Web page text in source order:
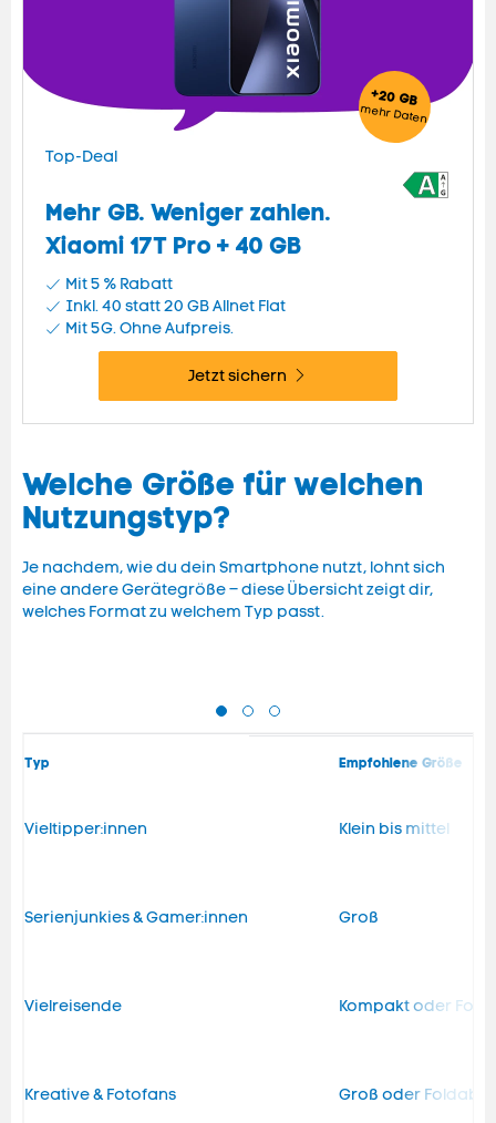
Mehr GB. Weniger zahlen.
Xiaomi 17T Pro + 40 GB
Mit 5 % Rabatt
Inkl. 40 statt 20 GBAllnet Flat
Mit 5G. Ohne Aufpreis.
Jetzt sichern
+20 GB
mehrDaten
Top-Deal
Welche Größe für welchen
Nutzungstyp?
Je nachdem, wie du dein Smartphone nutzt, lohnt sich
eine andere Gerätegröße – diese Übersicht zeigt dir,
welches Format zu welchem Typ passt.
Typ Empfohlene Größe
Vieltipper:innen Klein bis mittel
Serienjunkies & Gamer:innen Groß
Vielreisende Kompakt oder
Kreative & Fotofans Groß oder Foldable